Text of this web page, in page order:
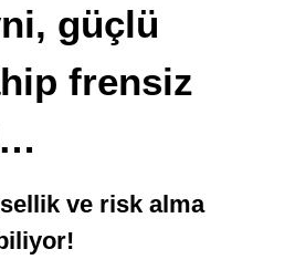
güçlü
frensiz
ve risk alma